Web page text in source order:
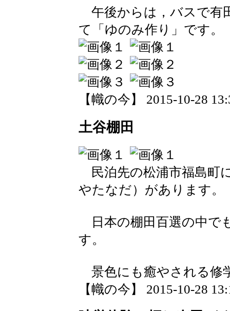
午後からは，バスで有
て「ゆのみ作り」です。
【幟の今】 2015-10-28
土谷棚田
民泊先の松浦市福島町
やたなだ）があります。
日本の棚田百選の中で
す。
景色にも癒やされる修
【幟の今】 2015-10-28